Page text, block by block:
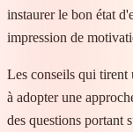
instaurer le bon état
impression de
Les conseils qui tirent
à adopter une
des questions portant